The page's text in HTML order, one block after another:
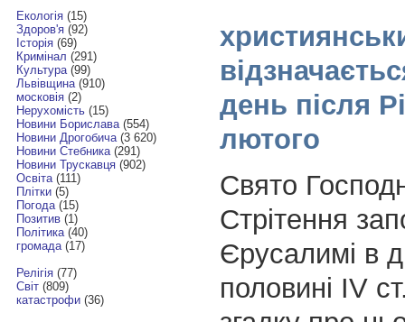
Екологія(15)
Здоров'я(92)
Історія(69)
Кримінал (291)
Культура(99)
Львівщина(910)
московія(2)
Нерухомість(15)
Новини Борислава(554)
Новини Дрогобича(3 620)
Новини Стебника(291)
Новини Трускавця(902)
Освіта(111)
Плітки(5)
Погода(15)
Позитив(1)
Політика(40)
громада(17)
Релігія(77)
Світ(809)
катастрофи(36)
день після
лютого
Свято
Стрітення
Єрусалимі в
половині IV